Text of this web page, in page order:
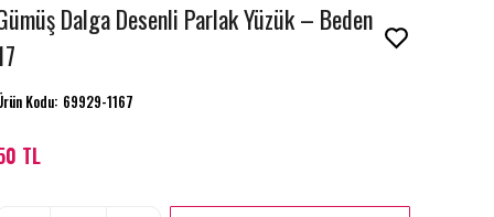
Dalga Desenli Parlak Yüzük – Beden
Kodu: 69929-1167
TL